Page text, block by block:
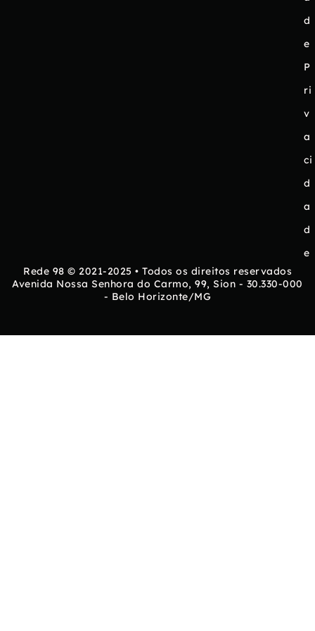
d
e
P
ri
v
a
ci
d
a
d
e
Rede 98 © 2021-2025 • Todos os direitos reservados
Avenida Nossa Senhora do Carmo, 99, Sion - 30.330-000
- Belo Horizonte/MG